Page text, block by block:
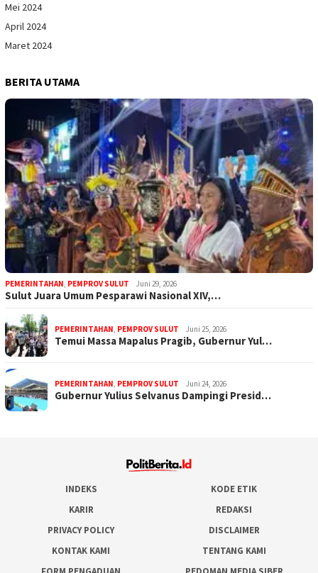
Mei 2024
April 2024
Maret 2024
BERITA UTAMA
PEMERINTAHAN, PEMPROV SULUT Juni 29, 2026
Sulut Juara Umum Pesparawi Nasional XIV,…
PEMERINTAHAN, PEMPROV SULUT Juni 25, 2026
Temui Massa Mapalus Pragib, Gubernur Yul…
PEMERINTAHAN, PEMPROV SULUT Juni 24, 2026
Gubernur Yulius Selvanus Dampingi Presid…
INDEKS
KODE ETIK
KARIR
REDAKSI
PRIVACY POLICY
DISCLAIMER
KONTAK KAMI
TENTANG KAMI